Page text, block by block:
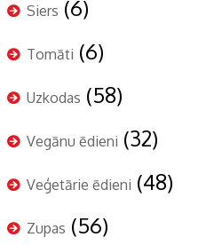
Siers (6)
Tomāti (6)
Uzkodas (58)
Vegānu ēdieni (32)
Veģetārie ēdieni (48)
Zupas (56)